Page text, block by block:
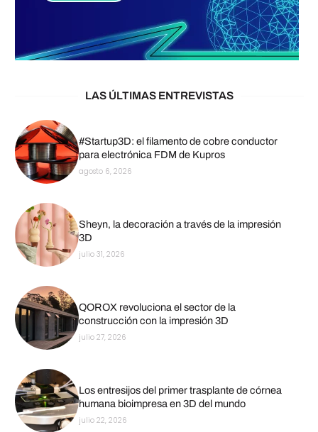
LAS ÚLTIMAS ENTREVISTAS
#Startup3D: el filamento de cobre conductor
para electrónica FDM de Kupros
agosto 6, 2026
Sheyn, la decoración a través de la impresión
3D
julio 31, 2026
QOROX revoluciona el sector de la
construcción con la impresión 3D
julio 27, 2026
Los entresijos del primer trasplante de córnea
humana bioimpresa en 3D del mundo
julio 22, 2026